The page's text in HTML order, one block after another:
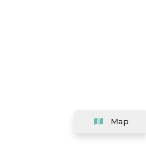
Map